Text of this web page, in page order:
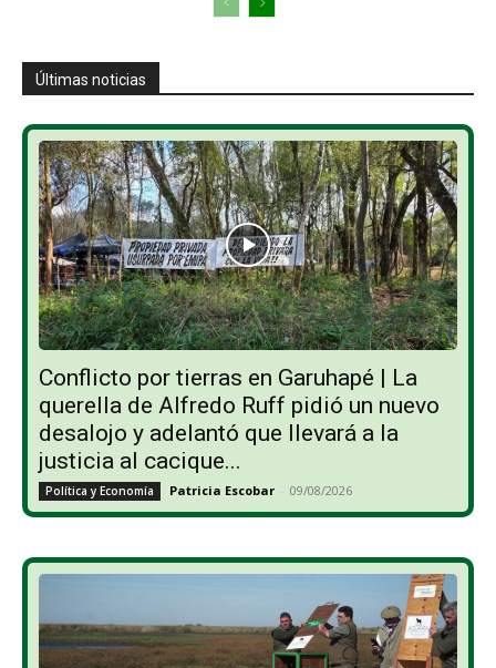
Últimas noticias
Conflicto por tierras en Garuhapé | La
querella de Alfredo Ruff pidió un nuevo
desalojo y adelantó que llevará a la
justicia al cacique...
Política y Economía Patricia Escobar - 09/08/2026